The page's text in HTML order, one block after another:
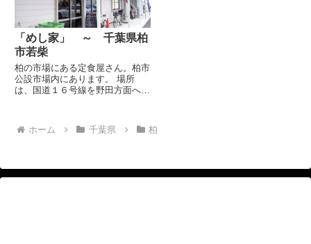
「めし家」 ～ 千葉県柏
市若柴
柏の市場にある定食屋さん。柏市
公設市場内にあります。 場所
は、国道１６号線を野田方面へ。
看板あり）を右折します。すぐに
左折して、公設市場内へ入りま
ホーム 千葉県 柏